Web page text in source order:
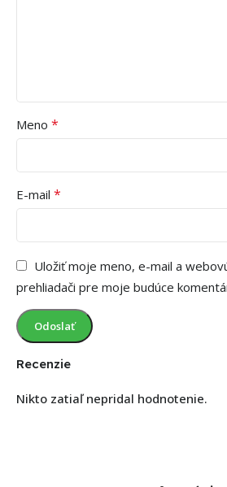
Recenzie
Nikto zatiaľ nepridal hodnotenie.
Meno *
E-mail *
Uložiť moje meno, e-mail a
prehliadači pre moje budúce